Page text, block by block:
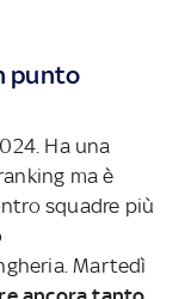
punto
Ha una
ma è
squadre più
Martedì